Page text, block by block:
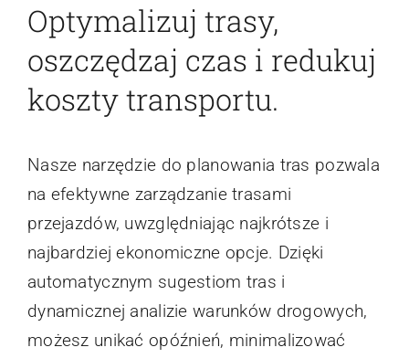
Kontakt
Optymalizuj trasy,
oszczędzaj czas i redukuj
koszty transportu.
Nasze narzędzie do planowania tras pozwala
na efektywne zarządzanie trasami
przejazdów, uwzględniając najkrótsze i
najbardziej ekonomiczne opcje. Dzięki
automatycznym sugestiom tras i
dynamicznej analizie warunków drogowych,
możesz unikać opóźnień, minimalizować